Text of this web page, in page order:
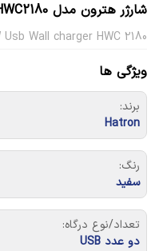
شارژر هترون مدل HWC2180
Usb Wall charger HWC 2180
ویژگی ها
برند:
Hatron
رنگ:
سفید
تعداد/نوع درگاه:
دو عدد USB